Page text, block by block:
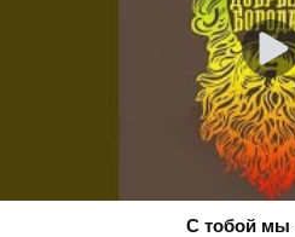
С тобой мы